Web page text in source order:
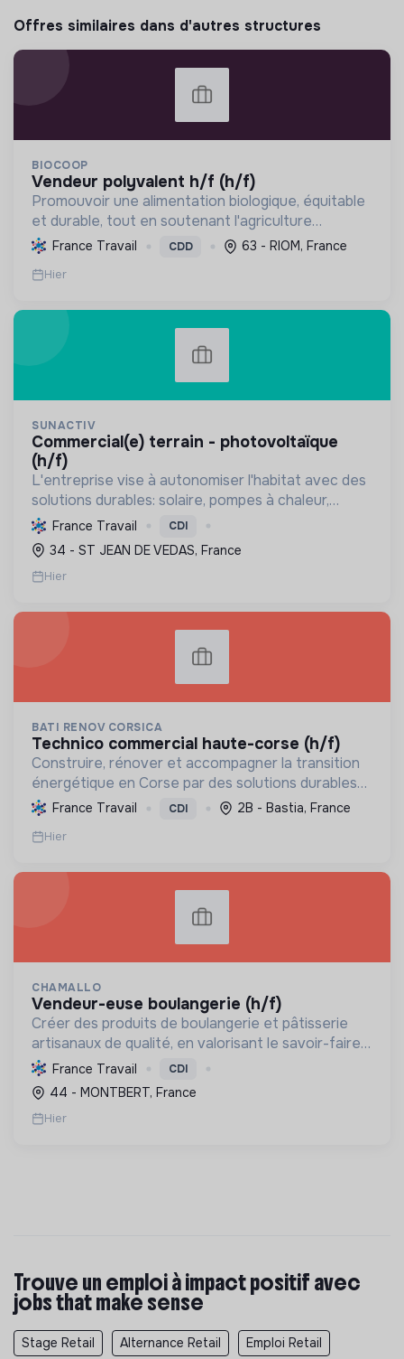
Offres similaires dans d'autres structures
BIOCOOP
vendeur polyvalent h/f (h/f)
Promouvoir une alimentation biologique, équitable
et durable, tout en soutenant l'agriculture
paysanne, en réduisant les déchets et en agissant
pour une société plus juste et solidaire.
France Travail CDD 63 - RIOM, France
Hier
SUNACTIV
commercial(e) terrain - photovoltaïque
(h/f)
L'entreprise vise à autonomiser l'habitat avec des
solutions durables: solaire, pompes à chaleur,
isolation, etc. Elle aide à réduire l'empreinte
carbone et les factures énergétiques. Elle détient
le ...
France Travail CDI
34 - ST JEAN DE VEDAS, France
Hier
BATI RENOV CORSICA
technico commercial haute-corse (h/f)
Construire, rénover et accompagner la transition
énergétique en Corse par des solutions durables
(solaire, isolation, chauffage, etc.) et la location de
matériel. Labellisée RGE.
France Travail CDI 2B - Bastia, France
Hier
CHAMALLO
vendeur-euse boulangerie (h/f)
Créer des produits de boulangerie et pâtisserie
artisanaux de qualité, en valorisant le savoir-faire
local, les circuits courts et la durabilité, pour le
bien-être de la communauté et de l'environneme...
France Travail CDI
44 - MONTBERT, France
Hier
Trouve un emploi à impact positif avec
jobs that make sense
Stage Retail Alternance Retail Emploi Retail